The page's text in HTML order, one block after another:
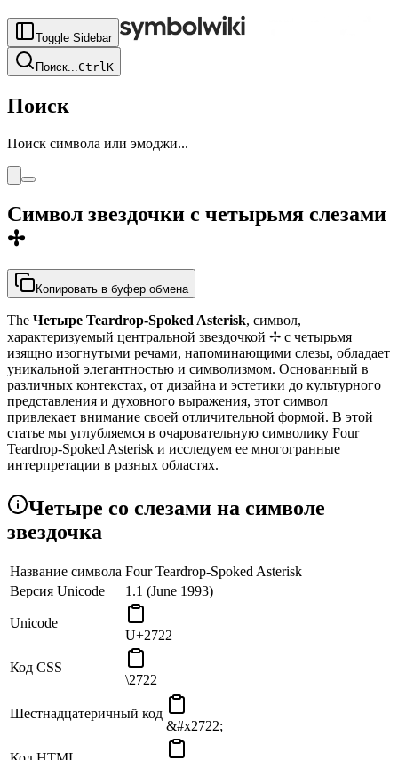
Toggle Sidebar
Поиск...CtrlK
Поиск
Поиск символа или эмоджи...
Символ звездочки с четырьмя слезами
✢
Копировать в буфер обмена
The Четыре Teardrop-Spoked Asterisk, символ,
характеризуемый центральной звездочкой ✢ с четырьмя
изящно изогнутыми речами, напоминающими слезы, обладает
уникальной элегантностью и символизмом. Основанный в
различных контекстах, от дизайна и эстетики до культурного
представления и духовного выражения, этот символ
привлекает внимание своей отличительной формой. В этой
статье мы углубляемся в очаровательную символику Four
Teardrop-Spoked Asterisk и исследуем ее многогранные
интерпретации в разных областях.
Эстетический Призыв и Визуальная Гармония
Asterisk является его эстетическая привлекательность.
излучающих от центральной звездочки, создают визуально
гармоничную и приятную композицию. Этот символ часто
включен в художественный дизайн, декоративные мотивы и
шаблоны, где его элегантная форма усиливает общую
визуальную привлекательность. В дизайне и эстетике он
символизирует красоту, которая может быть достигнута через
баланс и симметрию.
Культурное и символическое значение
В различных культурах и системах верований Четырех
Teardrop-Spoked Asterisk несет символическое значение. Его
Четыре со слезами на символе
звездочка
Название символа Four Teardrop-Spoked Asterisk
Версия Unicode
1.1 (June 1993)
Unicode
U+2722
Код CSS
\2722
Шестнадцатеричный код
&#x2722;